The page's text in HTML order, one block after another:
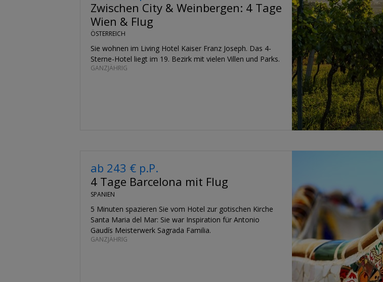
Zwischen City & Weinbergen: 4 Tage
Wien & Flug
ÖSTERREICH
Sie wohnen im Living Hotel Kaiser Franz Joseph. Das 4-
Sterne-Hotel liegt im 19. Bezirk mit vielen Villen und Parks.
GANZJÄHRIG
ab 243 € p.P.
4 Tage Barcelona mit Flug
SPANIEN
5 Minuten spazieren Sie vom Hotel zur gotischen Kirche
Santa Maria del Mar: Sie war Inspiration für Antonio
Gaudís Meisterwerk Sagrada Familia.
GANZJÄHRIG